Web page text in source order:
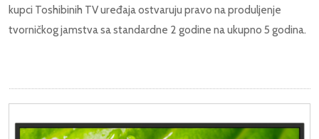
kupci Toshibinih TV uređaja ostvaruju pravo na produljenje
tvorničkog jamstva sa standardne 2 godine na ukupno 5 godina.